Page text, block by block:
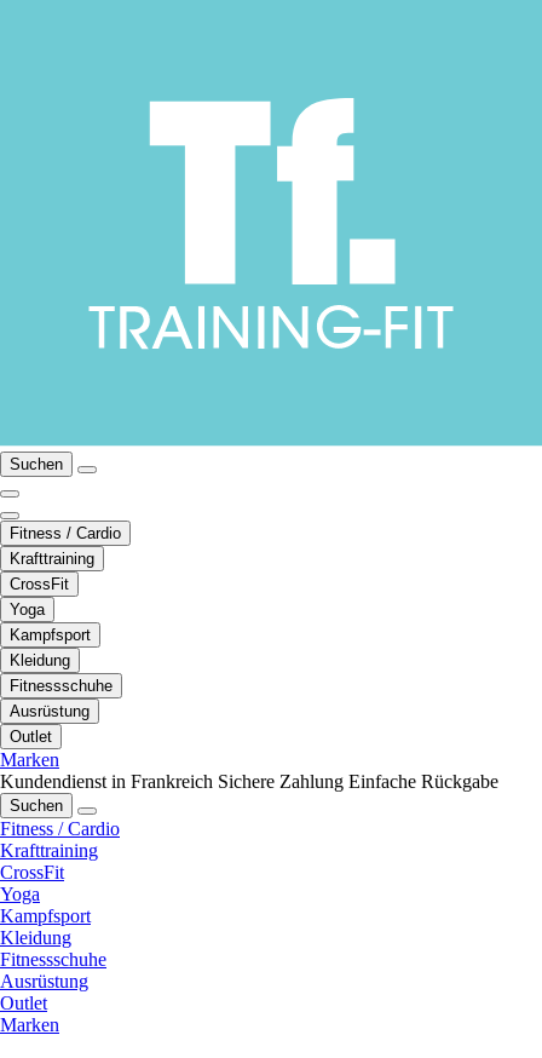
Suchen
Fitness / Cardio
Krafttraining
CrossFit
Yoga
Kampfsport
Kleidung
Fitnessschuhe
Ausrüstung
Outlet
Marken
Kundendienst in Frankreich Sichere Zahlung Einfache Rückgabe
Suchen
Fitness / Cardio
Krafttraining
CrossFit
Yoga
Kampfsport
Kleidung
Fitnessschuhe
Ausrüstung
Outlet
Marken